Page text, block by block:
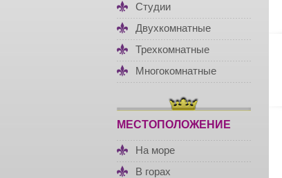
Студии
Двухкомнатные
Трехкомнатные
Многокомнатные
МЕСТОПОЛОЖЕНИЕ
На море
В горах